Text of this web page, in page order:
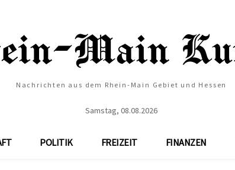
Nachrichten aus dem Rhein-Main Gebiet und Hessen
Samstag, 08.08.2026
POLITIK FREIZEIT FINANZEN